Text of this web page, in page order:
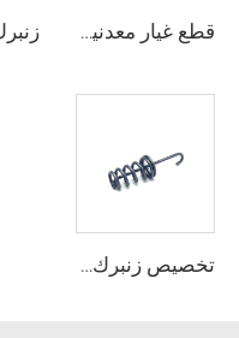
قطع غيار معدنية كم مروحة لمضخة آلة الهندسة بالجملة
تخصيص زنبرك دواسة الفرامل زنبرك عودة ممتد من الفولاذ الكربوني